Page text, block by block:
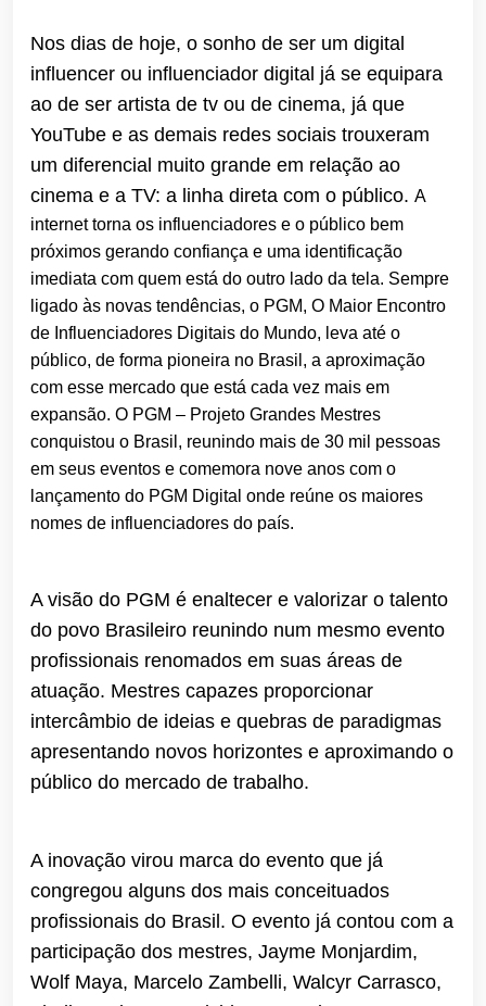
Nos dias de hoje, o sonho de ser um digital
influencer ou influenciador digital já se equipara
ao de ser artista de tv ou de cinema, já que
YouTube e as demais redes sociais trouxeram
um diferencial muito grande em relação ao
cinema e a TV: a linha direta com o público. A
internet torna os influenciadores e o público bem
próximos gerando confiança e uma identificação
imediata com quem está do outro lado da tela. Sempre
ligado às novas tendências, o PGM, O Maior Encontro
de Influenciadores Digitais do Mundo, leva até o
público, de forma pioneira no Brasil, a aproximação
com esse mercado que está cada vez mais em
expansão. O PGM – Projeto Grandes Mestres
conquistou o Brasil, reunindo mais de 30 mil pessoas
em seus eventos e comemora nove anos com o
lançamento do PGM Digital onde reúne os maiores
nomes de influenciadores do país.
A visão do PGM é enaltecer e valorizar o talento
do povo Brasileiro reunindo num mesmo evento
profissionais renomados em suas áreas de
atuação. Mestres capazes proporcionar
intercâmbio de ideias e quebras de paradigmas
apresentando novos horizontes e aproximando o
público do mercado de trabalho.
A inovação virou marca do evento que já
congregou alguns dos mais conceituados
profissionais do Brasil. O evento já contou com a
participação dos mestres, Jayme Monjardim,
Wolf Maya, Marcelo Zambelli, Walcyr Carrasco,